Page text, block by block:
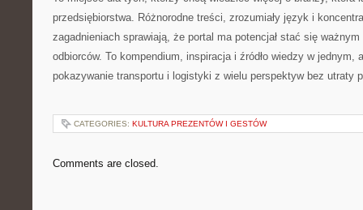
przedsiębiorstwa. Różnorodne treści, zrozumiały język i
zagadnieniach sprawiają, że portal ma potencjał stać się
odbiorców. To kompendium, inspiracja i źródło wiedzy w jednym,
pokazywanie transportu i logistyki z wielu perspektyw bez utraty
CATEGORIES: KULTURA PREZENTÓW I GESTÓW
Comments are closed.